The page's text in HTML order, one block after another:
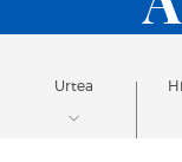
Urtea